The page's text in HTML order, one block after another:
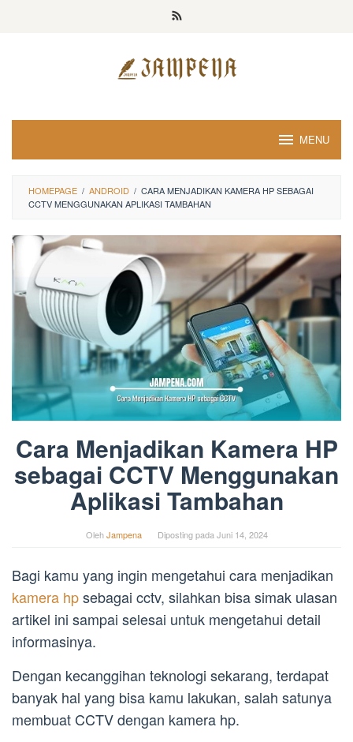
MENU
HOMEPAGE / ANDROID / CARA MENJADIKAN KAMERA HP SEBAGAI
CCTV MENGGUNAKAN APLIKASI TAMBAHAN
Cara Menjadikan Kamera HP
sebagai CCTV Menggunakan
Aplikasi Tambahan
OlehJampena Diposting pada Juni 14, 2024
Bagi kamu yang ingin mengetahui cara menjadikan
kamera hpsebagai cctv, silahkan bisa simak ulasan
artikel ini sampai selesai untuk mengetahui detail
informasinya.
Dengan kecanggihan teknologi sekarang, terdapat
banyak hal yang bisa kamu lakukan, salah satunya
membuat CCTV dengan kamera hp.